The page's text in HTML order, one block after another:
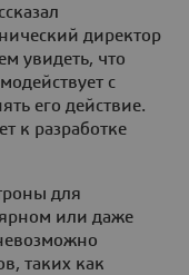
директор
увидеть, что
с
его действие.
к разработке
для
или даже
таких как